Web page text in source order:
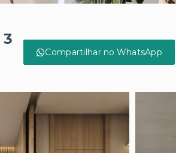
Compartilhar no WhatsApp